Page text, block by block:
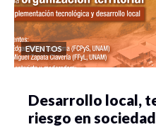
EVENTOS
Desarrollo local,
riesgo en